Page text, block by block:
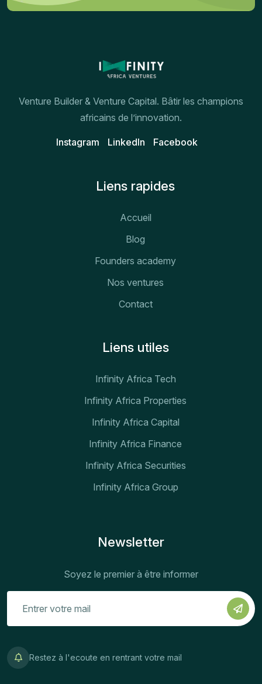
Venture Builder & Venture Capital. Bâtir les champions
africains de l’innovation.
Instagram Linkedln Facebook
Liens rapides
Accueil
Blog
Founders academy
Nos ventures
Contact
Liens utiles
Infinity Africa Tech
Infinity Africa Properties
Infinity Africa Capital
Infinity Africa Finance
Infinity Africa Securities
Infinity Africa Group
Newsletter
Soyez le premier à être informer
Restez à l'ecoute en rentrant votre mail